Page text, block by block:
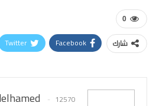
0
شارك Facebook
Twitter
12570 المشاركات